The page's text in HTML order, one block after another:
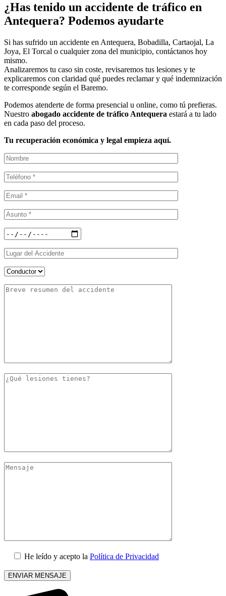
¿Has tenido un accidente de tráfico en
Antequera? Podemos ayudarte
Si has sufrido un accidente en Antequera, Bobadilla, Cartaojal, La
Joya, El Torcal o cualquier zona del municipio, contáctanos hoy
mismo.
Analizaremos tu caso sin coste, revisaremos tus lesiones y te
explicaremos con claridad qué puedes reclamar y qué indemnización
te corresponde según el Baremo.
Podemos atenderte de forma presencial u online, como tú prefieras.
Nuestro abogado accidente de tráfico Antequera estará a tu lado
en cada paso del proceso.
Tu recuperación económica y legal empieza aquí.
He leído y acepto la Política de Privacidad
Por
favor,